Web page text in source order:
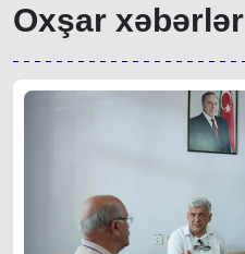
Oxşar xəbərlər